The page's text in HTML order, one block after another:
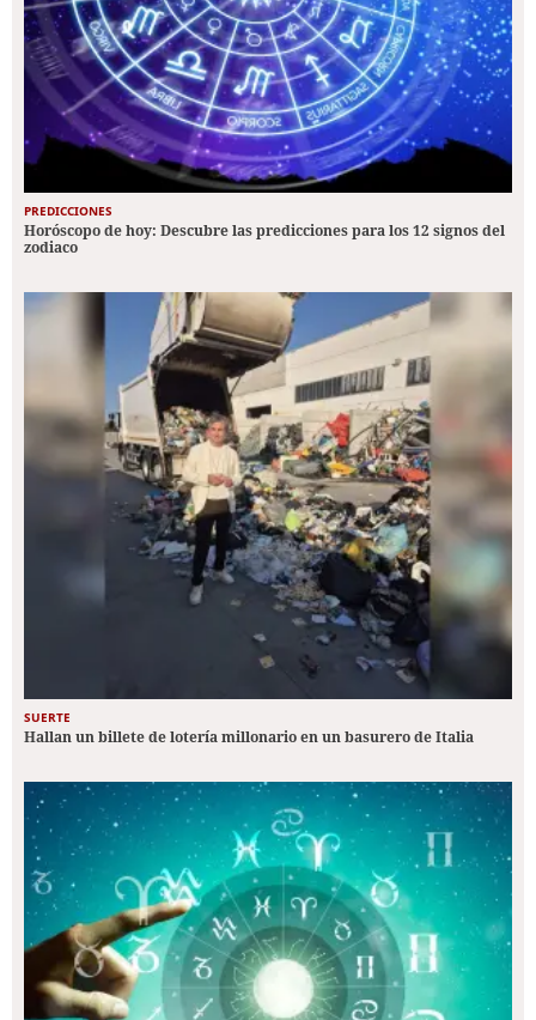
PREDICCIONES
Horóscopo de hoy: Descubre las predicciones para los 12 signos del
zodiaco
SUERTE
Hallan un billete de lotería millonario en un basurero de Italia